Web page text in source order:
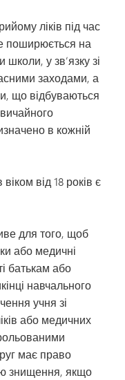
ліків під час
поширюється на
у зв’язку зі
заходами, а
що відбуваються
в кожній
від 18 років є
для того, щоб
або медичні
батькам або
навчального
учня зі
або медичних
має право
знищення, якщо